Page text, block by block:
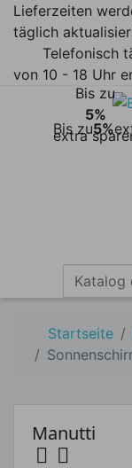
Lieferzeiten
täglich
Telefonisch
von 10 - 18 Uhr
Bis zu5%
Bis zu
5%
extra
Startseite
Alle löschen
Preis
Manutti
 